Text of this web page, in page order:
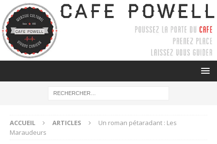
ACCUEIL ARTICLES
Un roman pétaradant : Les
Maraudeurs